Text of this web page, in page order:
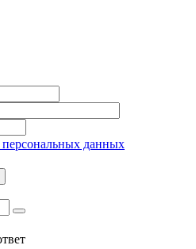
персональных данных